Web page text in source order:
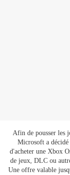
Afin de pousser les
Microsoft a
d'acheter une Xbox
de jeux, DLC ou
Une offre valable